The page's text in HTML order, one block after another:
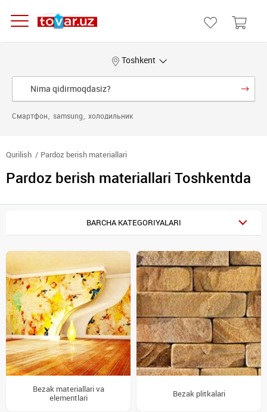
Toshkent
Смартфон samsung холодильник
Qurilish Pardoz berish materiallari
Pardoz berish materiallari Toshkentda
BARCHA KATEGORIYALARI
Bezak materiallari va
elementlari
Bezak plitkalari